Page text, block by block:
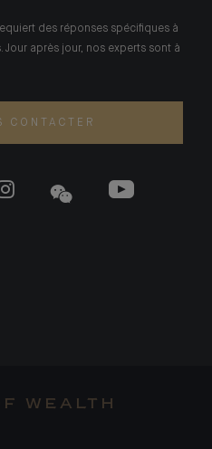
des réponses spécifiques à
après jour, nos experts sont à
CONTACTER
WEALTH